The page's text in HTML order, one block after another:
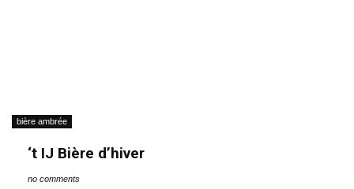
bière ambrée
‘t IJ Bière d’hiver
no comments